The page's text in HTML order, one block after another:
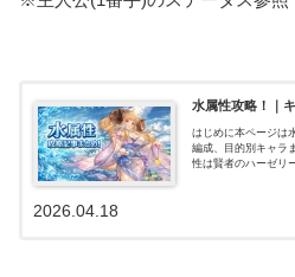
水属性攻略！｜
はじめに本ページは
編成、目的別キャラ
性は賢者のハーゼリ
2026.04.18